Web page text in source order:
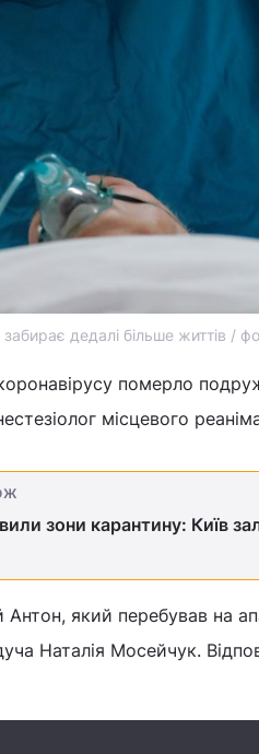
дедалі більше життів /
померло
місцевого
зони карантину: Київ
Антон, який перебував на
Наталія Мосейчук.